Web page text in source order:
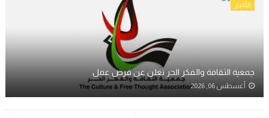
الأخبار
جمعية الثقافة والفكر الحر تعلن عن فرص عمل
أغسطس 06, 2026